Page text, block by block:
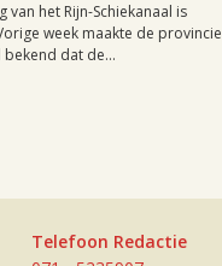
van het Rijn-Schiekanaal is
week maakte de provincie
dat de...
Telefoon Redactie